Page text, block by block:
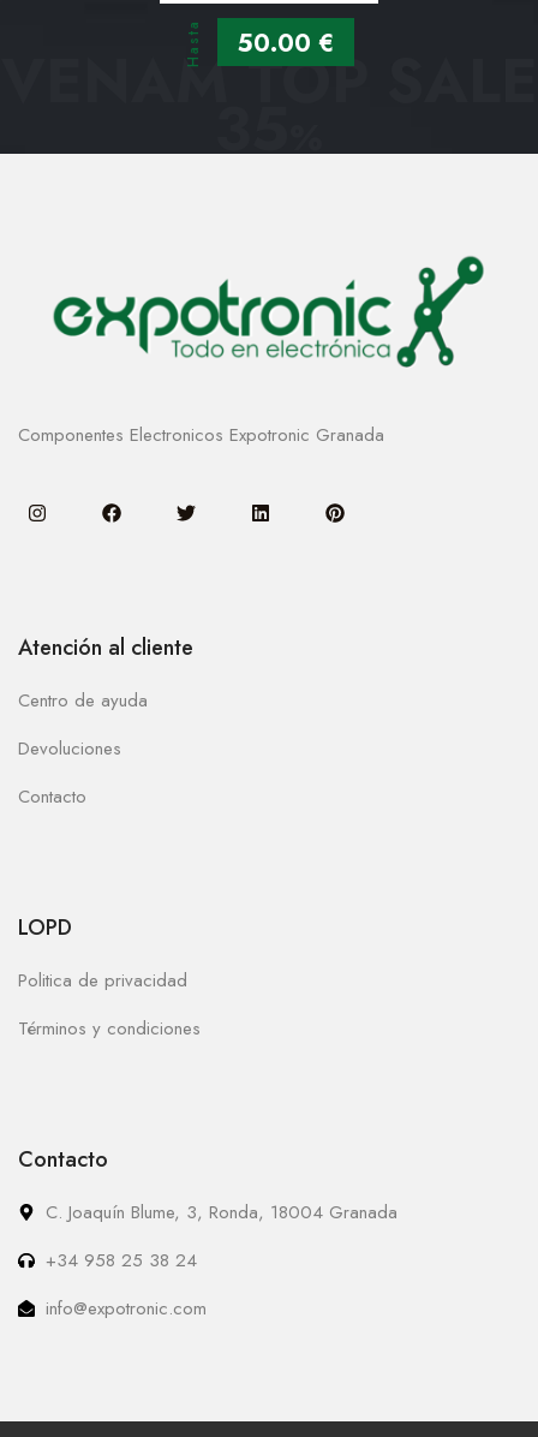
Hasta 50.00 €
VENAM TOP SALE
35
Componentes Electronicos Expotronic Granada
Atención al cliente
Centro de ayuda
Devoluciones
Contacto
LOPD
Politica de privacidad
Términos y condiciones
Contacto
C. Joaquín Blume, 3, Ronda, 18004 Granada
+34 958 25 38 24
info@expotronic.com